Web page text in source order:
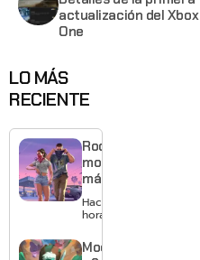
actualización del Xbox
One
LO MÁS
RECIENTE
Rockstar
mostrará
más de
GTA 6 en
agosto
estreno
Hace 7
horas
Moonlighte